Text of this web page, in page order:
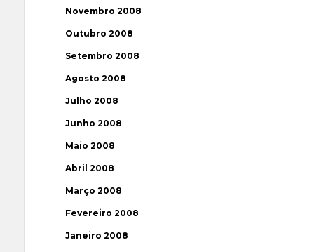
Novembro 2008
Outubro 2008
Setembro 2008
Agosto 2008
Julho 2008
Junho 2008
Maio 2008
Abril 2008
Março 2008
Fevereiro 2008
Janeiro 2008